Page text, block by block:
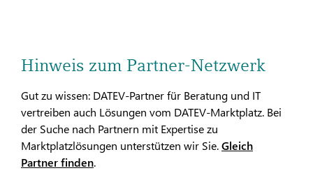
Hinweis zum Partner-Netzwerk
Gut zu wissen: DATEV-Partner für Beratung und IT
vertreiben auch Lösungen vom DATEV-Marktplatz. Bei
der Suche nach Partnern mit Expertise zu
Marktplatzlösungen unterstützen wir Sie.Gleich
Partner finden.